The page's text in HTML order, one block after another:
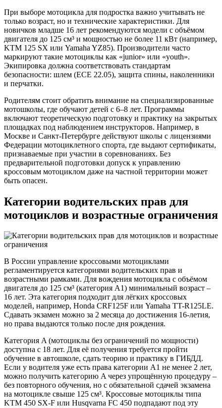
При выборе мотоцикла для подростка важно учитывать не
только возраст, но и технические характеристики. Для
новичков младше 16 лет рекомендуются модели с объёмом
двигателя до 125 см³ и мощностью не более 11 кВт (например,
KTM 125 SX или Yamaha YZ85). Производители часто
маркируют такие мотоциклы как «junior» или «youth».
Экипировка должна соответствовать стандартам
безопасности: шлем (ECE 22.05), защита спины, наколенники
и перчатки.
Родителям стоит обратить внимание на специализированные
мотошколы, где обучают детей с 6–8 лет. Программы
включают теоретическую подготовку и практику на закрытых
площадках под наблюдением инструкторов. Например, в
Москве и Санкт-Петербурге действуют школы с лицензиями
Федерации мотоциклетного спорта, где выдают сертификаты,
признаваемые при участии в соревнованиях. Без
предварительной подготовки допуск к управлению
кроссовым мотоциклом даже на частной территории может
быть опасен.
Категории водительских прав для
мотоциклов и возрастные ограничения
В России управление кроссовыми мотоциклами
регламентируется категориями водительских прав и
возрастными рамками. Для вождения мотоцикла с объёмом
двигателя до 125 см³ (категория A1) минимальный возраст –
16 лет. Эта категория подходит для лёгких кроссовых
моделей, например, Honda CRF125F или Yamaha TT-R125LE.
Сдавать экзамен можно за 2 месяца до достижения 16-летия,
но права выдаются только после дня рождения.
Категория A (мотоциклы без ограничений по мощности)
доступна с 18 лет. Для её получения требуется пройти
обучение в автошколе, сдать теорию и практику в ГИБДД.
Если у водителя уже есть права категории A1 не менее 2 лет,
можно получить категорию A через упрощённую процедуру –
без повторного обучения, но с обязательной сдачей экзамена
на мотоцикле свыше 125 см³. Кроссовые мотоциклы типа
KTM 450 SX-F или Husqvarna FC 450 подпадают под эту